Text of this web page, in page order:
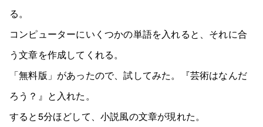
る。
コンピューターにいくつかの単語を入れると、それに合
う文章を作成してくれる。
「無料版」があったので、試してみた。『芸術はなんだ
ろう？』と入れた。
すると5分ほどして、小説風の文章が現れた。